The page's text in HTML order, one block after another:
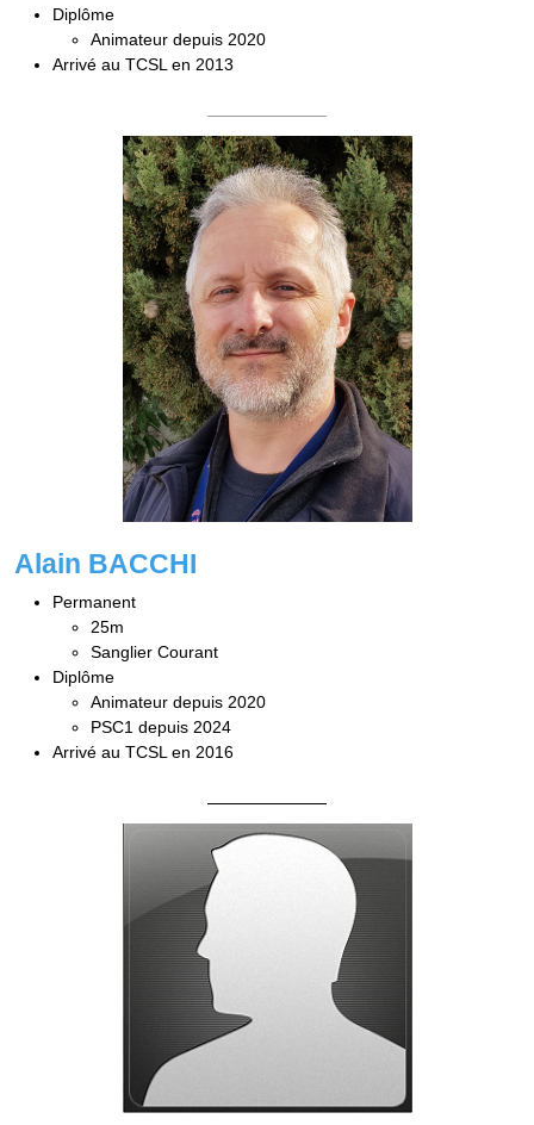
Diplôme
Animateur depuis 2020
Arrivé au TCSL en 2013
Alain BACCHI
Permanent
25m
Sanglier Courant
Diplôme
Animateur depuis 2020
PSC1 depuis 2024
Arrivé au TCSL en 2016